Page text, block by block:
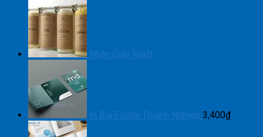
Nhãn Giấy Kraft
In Bìa Folder Doanh Nghiệp 3,400₫